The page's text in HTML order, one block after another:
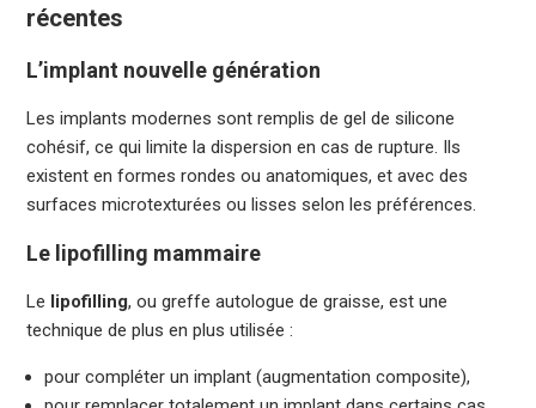
récentes
L’implant nouvelle génération
Les implants modernes sont remplis de gel de silicone
cohésif, ce qui limite la dispersion en cas de rupture. Ils
existent en formes rondes ou anatomiques, et avec des
surfaces microtexturées ou lisses selon les préférences.
Le lipofilling mammaire
Le lipofilling, ou greffe autologue de graisse, est une
technique de plus en plus utilisée :
pour compléter un implant (augmentation composite),